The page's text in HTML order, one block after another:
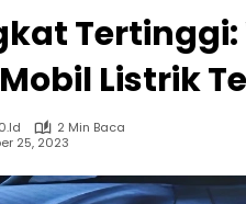
Tertinggi:
Listrik
2 Min Baca
25, 2023